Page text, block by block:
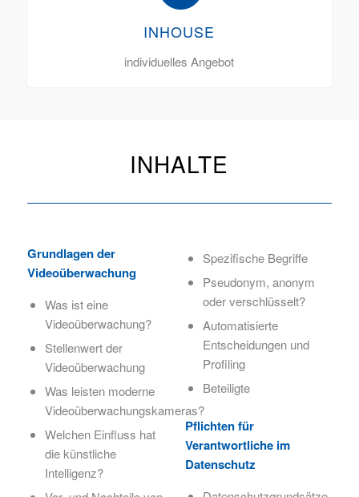
INHOUSE
individuelles Angebot
INHALTE
Grundlagen der
Videoüberwachung
Was ist eine
Videoüberwachung?
Stellenwert der
Videoüberwachung
Was leisten moderne
Videoüberwachungskameras?
Welchen Einfluss hat
die künstliche
Intelligenz?
Spezifische Begriffe
Pseudonym, anonym
oder verschlüsselt?
Automatisierte
Entscheidungen und
Profiling
Beteiligte
Pflichten für
Verantwortliche im
Datenschutz